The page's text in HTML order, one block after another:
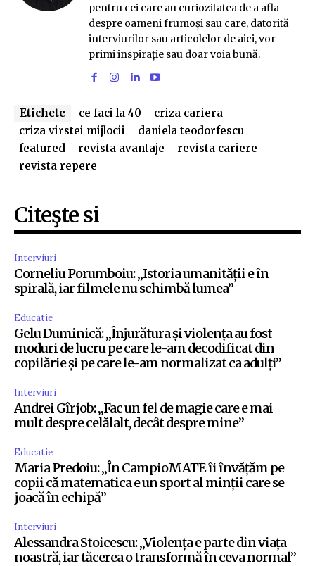
pentru cei care au curiozitatea de a afla
despre oameni frumoși sau care, datorită
interviurilor sau articolelor de aici, vor
primi inspirație sau doar voia bună.
Etichete ce faci la 40
criza cariera
criza virstei mijlocii
daniela teodorfescu
featured
revista avantaje
revista cariere
revista repere
Citeşte si
Interviuri
Corneliu Porumboiu: „Istoria umanității e în
spirală, iar filmele nu schimbă lumea”
Educatie
Gelu Duminică: „Înjurătura și violența au fost
moduri de lucru pe care le-am decodificat din
copilărie și pe care le-am normalizat ca adulți”
Interviuri
Andrei Gîrjob: „Fac un fel de magie care e mai
mult despre celălalt, decât despre mine”
Educatie
Maria Predoiu: „În CampioMATE îi învățăm pe
copii că matematica e un sport al minții care se
joacă în echipă”
Interviuri
Alessandra Stoicescu: „Violența e parte din viața
noastră, iar tăcerea o transformă în ceva normal”